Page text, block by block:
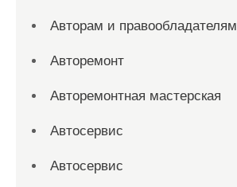
Авторам и правообладателям
Авторемонт
Авторемонтная мастерская
Автосервис
Автосервис